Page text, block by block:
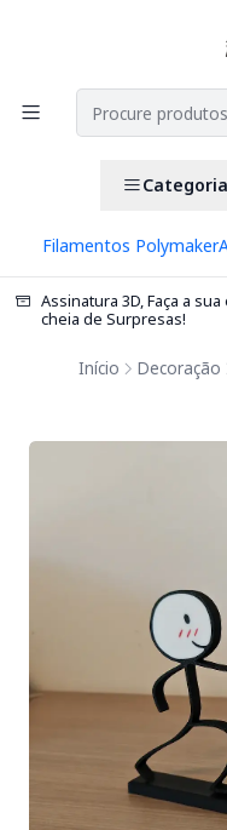
Filamentos Polymaker
Assinatura 3D, Faça a
cheia de Surpresas!
Início Decoração